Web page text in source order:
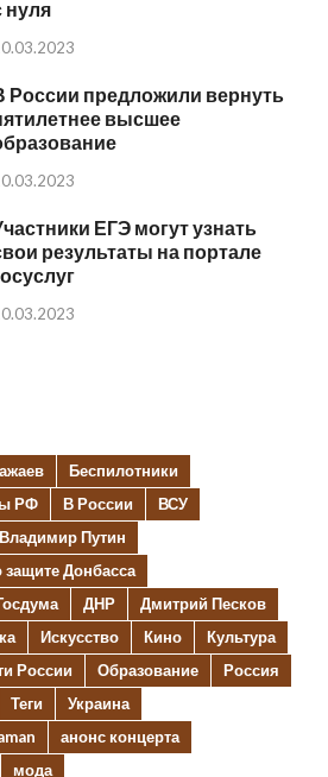
нуля
России предложили вернуть
высшее
ЕГЭ могут узнать
результаты на портале
Беспилотники
РФ
В России
ВСУ
Владимир Путин
Донбасса
ДНР
Дмитрий Песков
Искусство Кино
Культура
России Образование
Россия
Теги
Украина
анонс концерта
мода